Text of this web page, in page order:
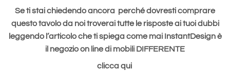
Se ti stai chiedendo ancora perché dovresti comprare
questo tavolo da noi troverai tutte le risposte ai tuoi dubbi
leggendo l’articolo che ti spiega come mai InstantDesign è
il negozio on line di mobili DIFFERENTE
cliccaqui